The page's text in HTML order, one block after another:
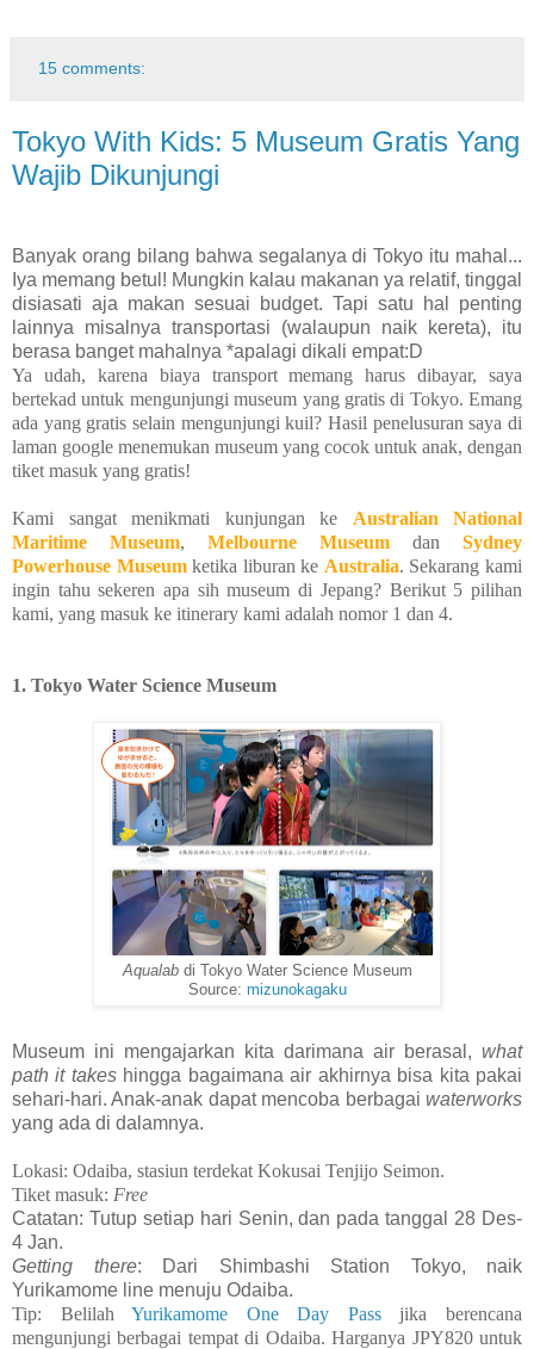
15 comments:
Tokyo With Kids: 5 Museum Gratis Yang
Wajib Dikunjungi
Banyak orang bilang bahwa segalanya di Tokyo itu mahal...
Iya memang betul! Mungkin kalau makanan ya relatif, tinggal
disiasati aja makan sesuai budget. Tapi satu hal penting
lainnya misalnya transportasi (walaupun naik kereta), itu
berasa banget mahalnya *apalagi dikali empat:D
Ya udah, karena biaya transport memang harus dibayar, saya
bertekad untuk mengunjungi museum yang gratis di Tokyo. Emang
ada yang gratis selain mengunjungi kuil? Hasil penelusuran saya di
laman google menemukan museum yang cocok untuk anak, dengan
tiket masuk yang gratis!
Kami sangat menikmati kunjungan ke Australian National
Maritime Museum, Melbourne Museum dan Sydney
Powerhouse Museumketika liburan ke Australia. Sekarang kami
ingin tahu sekeren apa sih museum di Jepang? Berikut 5 pilihan
kami, yang masuk ke itinerary kami adalah nomor 1 dan 4.
1. Tokyo Water Science Museum
Aqualabdi Tokyo Water Science Museum
Source: mizunokagaku
Museum ini mengajarkan kita darimana air berasal, what
path it takeshingga bagaimana air akhirnya bisa kita pakai
sehari-hari. Anak-anak dapat mencoba berbagai waterworks
yang ada di dalamnya.
Lokasi: Odaiba, stasiun terdekat Kokusai Tenjijo Seimon.
Tiket masuk: Free
Catatan: Tutup setiap hari Senin, dan pada tanggal 28 Des-
4 Jan.
Getting there: Dari Shimbashi Station Tokyo, naik
Yurikamome line menuju Odaiba.
Tip: BelilahYurikamome One Day Passjika berencana
mengunjungi berbagai tempat di Odaiba. Harganya JPY820 untuk